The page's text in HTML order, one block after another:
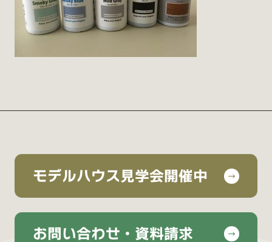
モデルハウス見学会開催中
お問い合わせ・資料請求